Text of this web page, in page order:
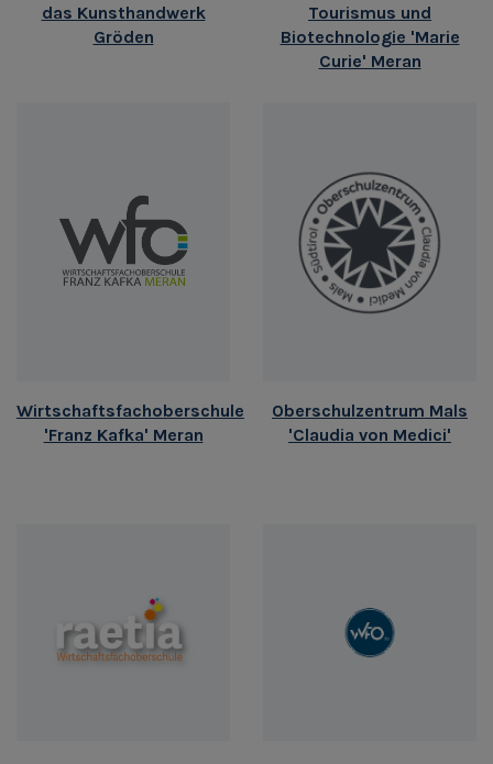
das Kunsthandwerk
Gröden
Tourismus und
Biotechnologie 'Marie
Curie' Meran
Wirtschaftsfachoberschule
'Franz Kafka' Meran
Oberschulzentrum Mals
'Claudia von Medici'